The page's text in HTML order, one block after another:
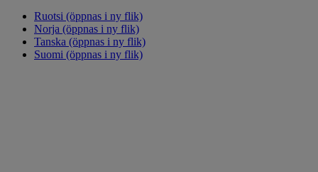
Ruotsi (öppnas i ny flik)
Norja (öppnas i ny flik)
Tanska (öppnas i ny flik)
Suomi (öppnas i ny flik)